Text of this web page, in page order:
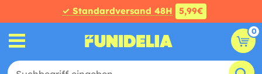
✓ Standardversand 48H 5,99€
0